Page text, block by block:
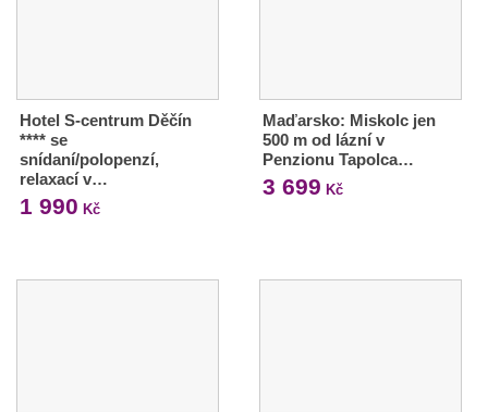
Hotel S-centrum Děčín
**** se
snídaní/polopenzí,
relaxací v…
1 990 Kč
Maďarsko: Miskolc jen
500 m od lázní v
Penzionu Tapolca…
3 699 Kč